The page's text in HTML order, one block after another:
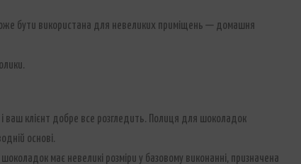
бути використана для невеликих приміщень — домашня
ваш клієнт добре все розгледить. Полиця для шоколадок
основі.
має невеликі розміри у базовому виконанні, призначена